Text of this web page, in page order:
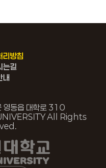
리방침
는길
내
동읍 대학로 310
All Rights